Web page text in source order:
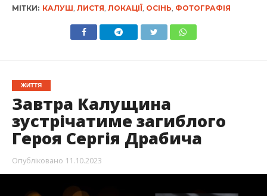
МІТКИ: КАЛУШ ЛИСТЯ ЛОКАЦІЇ, ОСІНЬ ФОТОГРАФІЯ
ЖИТТЯ
Завтра Калущина
зустрічатиме загиблого
Героя Сергія Драбича
Опубліковано 11.10.2023